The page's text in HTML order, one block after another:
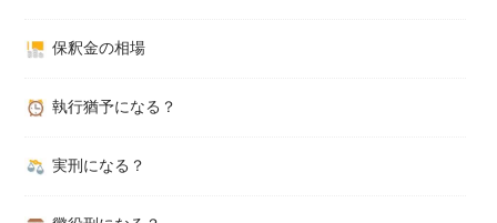
保釈金の相場
執行猶予になる？
実刑になる？